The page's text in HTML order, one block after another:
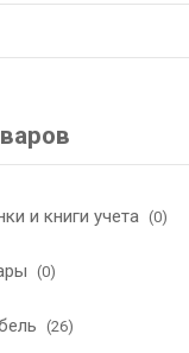
и книги учета (0)
(0)
(26)